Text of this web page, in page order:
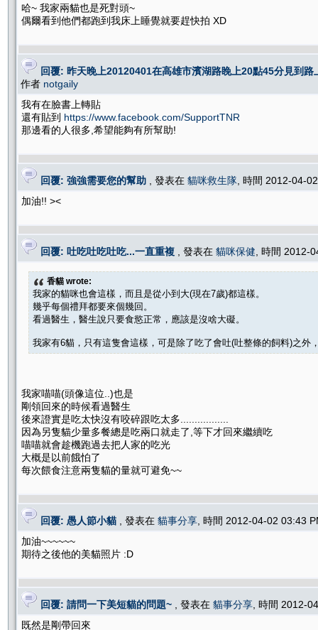
哈~ 我家兩貓也是死對頭~
偶爾看到他們都跑到我床上睡覺就要趕快拍 XD
回覆: 昨天晚上20120401在高雄市濱湖路睌上20點45分見到
作者 notgaily
我有在臉書上轉貼
還有貼到 https://www.facebook.com/SupportTNR
那邊看的人很多,希望能夠有所幫助!
回覆: 強強需要您的幫助 , 發表在 貓咪救生隊 , 時間 2012-04-
加油!! ><
回覆: 吐吃吐吃吐吃...一直重複 , 發表在 貓咪保健 , 時間 2012-
香貓 wrote:
我家的貓咪也會這樣，而且是從小到大(現在7歲)都這樣。
幾乎每個禮拜都要來個幾回。
看過醫生，醫生說只要食慾正常，應該是沒啥大礙。
我家有6貓，只有這隻會這樣，可是除了吃了會吐(吐整條的飼料)之外
我家喵喵(頭像這位..)也是
剛領回來的時候看過醫生
後來證實是吃太快沒有咬碎跟吃太多.................
因為另隻貓少量多餐總是吃兩口就走了,等下才回來繼續吃
喵喵就會趁機跑過去把人家的吃光
大概是以前餓怕了
每次餵食注意兩隻貓的量就可避免~~
回覆: 愚人節小貓 , 發表在 貓事分享 , 時間 2012-04-02 03:43
加油~~~~~~
期待之後他的美貓照片 :D
回覆: 請問一下美短貓的問題~ , 發表在 貓事分享 , 時間 2012-
既然是剛帶回來